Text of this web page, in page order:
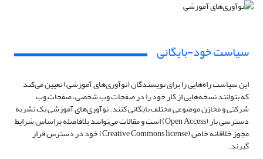
سیاست خود-بایگانی
این سیاست راه‌هایی را برای نویسندگان (نوآوری‌های آموزشی) تعیین می‌کند
که بتوانند نسخه‌هایی از کار خود را در صفحات وب شخصی، صفحات وب
شرکتی و مخازن موضوعی مختلف بایگانی کنند. نوآوری‌های آموزشی یک نشریه
دسترسی باز (Open Access) است و مقالات می‌توانند بلافاصله براساس شرایط
مجوز خلاقانه خاص (Creative Commons license) خود در دسترس قرار
گیرند.